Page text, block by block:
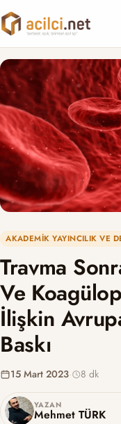
AKADEMIK YAYINCILIK VE
Travma
Ve
İlişkin
Baskı
YAZAN
Mehmet TÜRK
15 Mart 2023· 8 dk